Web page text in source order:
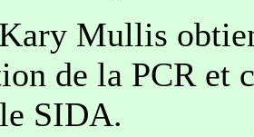
Mullis
de la PCR
SIDA.